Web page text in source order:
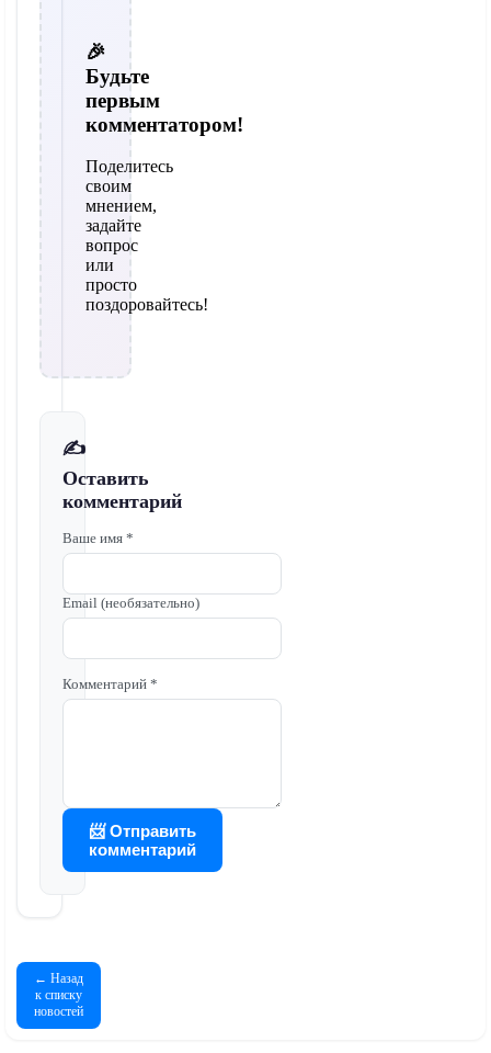
🎉
Будьте
первым
комментатором!
Поделитесь
своим
мнением,
задайте
вопрос
или
просто
поздоровайтесь!
✍️
Оставить
комментарий
Ваше имя *
Email (необязательно)
Комментарий *
📨 Отправить
комментарий
← Назад
к списку
новостей